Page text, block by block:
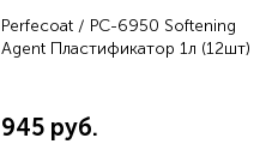
Perfecoat / PC-6950 Softening
Agent Пластификатор 1л (12шт)
945 руб.